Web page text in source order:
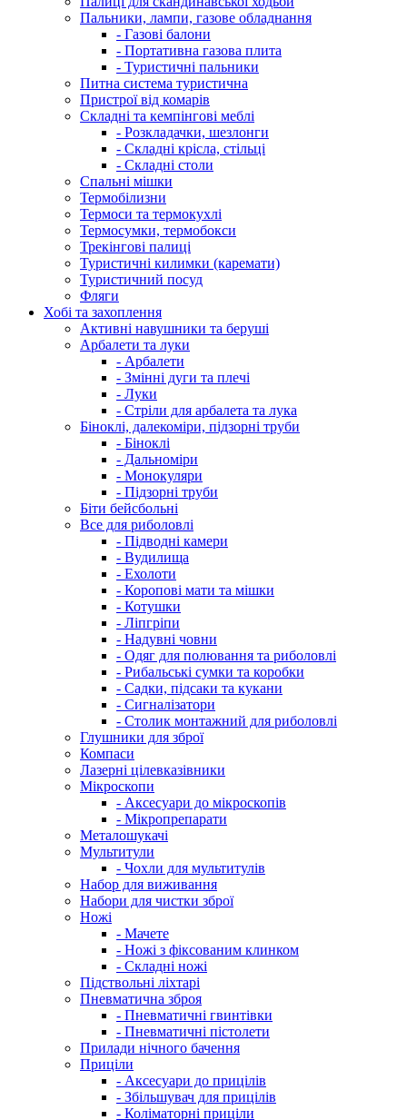
Пальники, лампи, газове обладнання
- Газові балони
- Портативна газова плита
- Туристичні пальники
Питна система туристична
Пристрої від комарів
Складні та кемпінгові меблі
- Розкладачки, шезлонги
- Складні крісла, стільці
- Складні столи
Спальні мішки
Термобілизни
Термоси та термокухлі
Термосумки, термобокси
Трекінгові палиці
Туристичні килимки (каремати)
Туристичний посуд
Фляги
Хобі та захоплення
Активні навушники та беруші
Арбалети та луки
- Арбалети
- Змінні дуги та плечі
- Луки
- Стріли для арбалета та лука
Біноклі, далекоміри, підзорні труби
- Біноклі
- Дальноміри
- Монокуляри
- Підзорні труби
Біти бейсбольні
Все для риболовлі
- Підводні камери
- Вудилища
- Ехолоти
- Коропові мати та мішки
- Котушки
- Ліпгріпи
- Надувні човни
- Одяг для полювання та риболовлі
- Рибальські сумки та коробки
- Садки, підсаки та кукани
- Сигналізатори
- Столик монтажний для риболовлі
Глушники для зброї
Компаси
Лазерні цілевказівники
Мікроскопи
- Аксесуари до мікроскопів
- Мікропрепарати
Металошукачі
Мультитули
- Чохли для мультитулів
Набор для виживання
Набори для чистки зброї
Ножі
- Мачете
- Ножі з фіксованим клинком
- Складні ножі
Підствольні ліхтарі
Пневматична зброя
- Пневматичні гвинтівки
- Пневматичні пістолети
Прилади нічного бачення
Приціли
- Аксесуари до прицілів
- Збільшувач для прицілів
- Коліматорні приціли